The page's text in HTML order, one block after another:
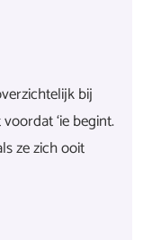
bij
‘ie begint.
ze zich ooit